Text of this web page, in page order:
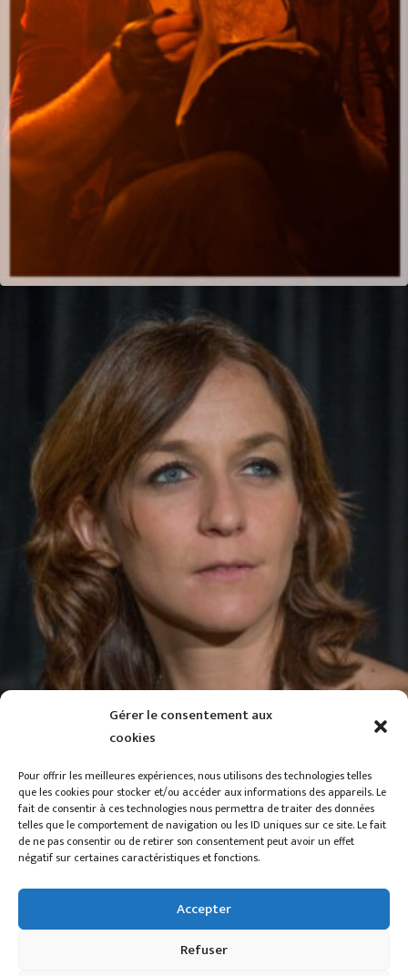
Gérer le consentement aux
cookies
Pour offrir les meilleures expériences, nous utilisons des technologies telles
que les cookies pour stocker et/ou accéder aux informations des appareils. Le
fait de consentir à ces technologies nous permettra de traiter des données
telles que le comportement de navigation ou les ID uniques sur ce site. Le fait
de ne pas consentir ou de retirer son consentement peut avoir un effet
négatif sur certaines caractéristiques et fonctions.
Accepter
Refuser
La chanteuse de chic et de choc
© 2023 Compagnie Swing’Hommes. | Tous droits réservés. |